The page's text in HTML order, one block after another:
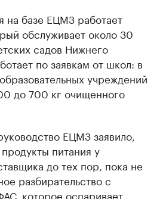
на базе ЕЦМЗ работает
обслуживает около 30
садов Нижнего
по заявкам от школ: в
учреждений
до 700 кг очищенного
ЕЦМЗ заявило,
продукты питания у
до тех пор, пока не
разбирательство с
которое оспаривает